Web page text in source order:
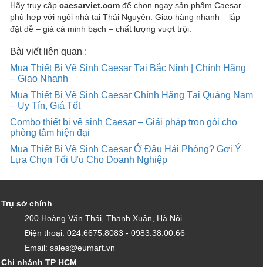
Hãy truy cập caesarviet.com để chọn ngay sản phẩm Caesar
phù hợp với ngôi nhà tại Thái Nguyên. Giao hàng nhanh – lắp
đặt dễ – giá cả minh bạch – chất lượng vượt trội.
Bài viết liên quan :
Mua Thiết Bị Vệ Sinh Caesar Tại Bắc Ninh | Chính Hãng
– Giao Nhanh
Mua Thiết Bị Vệ Sinh Caesar Chính Hãng Tại Quảng Nam
– Uy Tín, Giá Tốt
Combo thiết bị vệ sinh Caesar – Giải pháp trọn gói cho
phòng tắm hiện đại
Mua Thiết Bị Vệ Sinh Caesar Ở Đâu Hải Phòng? Gợi Ý
Lựa Chọn Tối Ưu Cho Doanh Nghiệp
Trụ sở chính
200 Hoàng Văn Thái, Thanh Xuân, Hà Nội.
Điện thoại: 024.6675.8083 - 0983.38.00.66
Email: sales@eumart.vn
Chi nhánh TP HCM